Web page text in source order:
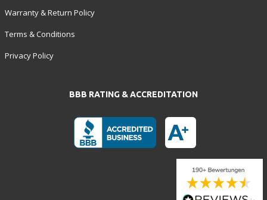
Warranty & Return Policy
Terms & Conditions
Privacy Policy
BBB RATING & ACCREDITATION